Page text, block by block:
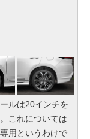
ルは20インチを
これについては
専用というわけで